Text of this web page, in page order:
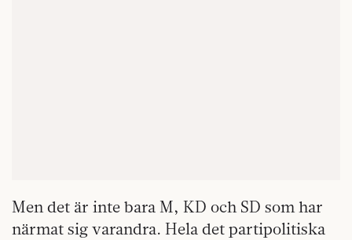
Men det är inte bara M, KD och SD som har
närmat sig varandra. Hela det partipolitiska